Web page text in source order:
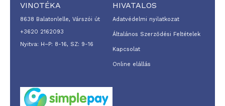
VINOTÉKA
8638 Balatonlelle, Várszói út
+3620 2162093
Nyitva: H–P: 8-16, SZ: 9-16
HIVATALOS
Adatvédelmi nyilatkozat
Általános Szerződési Feltételek
Kapcsolat
Online elállás